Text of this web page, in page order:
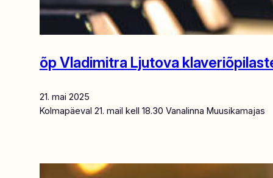
õp Vladimitra Ljutova
21. mai 2025
Kolmapäeval 21. mail kell 18.30 Vanalinna Muusikamajas